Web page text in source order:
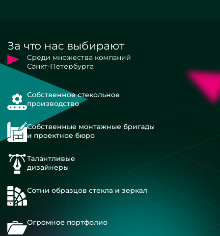
За что нас выбирают
Среди множества компаний
Санкт-Петербурга
Собственное стекольное
производство
Собственные монтажные бригады
и проектное бюро
Талантливые
дизайнеры
Сотни образцов стекла и зеркал
Огромное портфолио